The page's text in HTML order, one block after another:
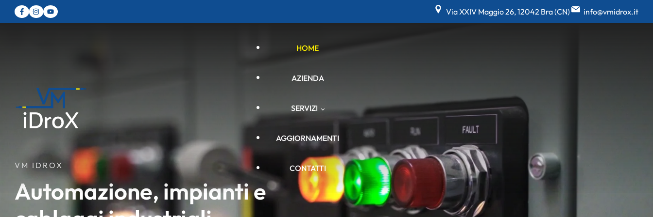
Via XXIV Maggio 26, 12042 Bra (CN) info@vmidrox.it
HOME
AZIENDA
SERVIZI
Impianti elettrici industriali
Quadri di distribuzione CE e UL
Impianti di automazione
AGGIORNAMENTI
CONTATTI
VM IDROX
Automazione, impianti e